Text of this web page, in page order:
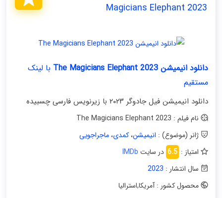
فارسی
Magicians Elephant 2023
دانلود انیمیشن The Magicians Elephant 2023
با لینک
مستقیم
دانلود انیمیشن فیل جادوگر ۲۰۲۳ با زیرنویس فارسی چسبیده
نام فیلم : The Magicians Elephant 2023
ژانر (موضوع) : انیمیشن،کمدی،ماجراجویی
امتیاز : 6.5 در سایت IMDb
سال انتشار : 2023
محصول کشور : آمریکا,استرالیا